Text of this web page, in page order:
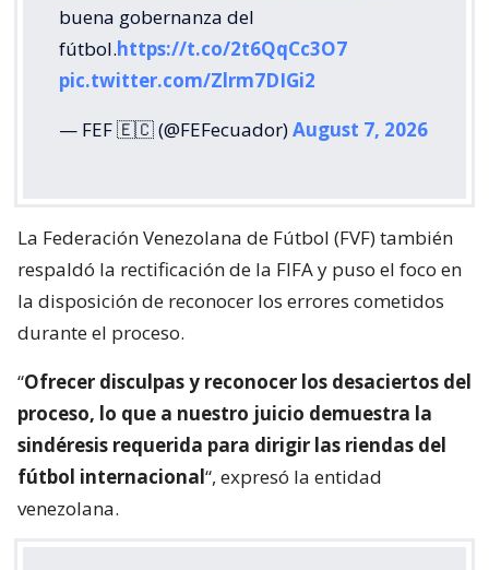
buena gobernanza del
fútbol.https://t.co/2t6QqCc3O7
pic.twitter.com/Zlrm7DIGi2
— FEF 🇪🇨 (@FEFecuador)August 7, 2026
La Federación Venezolana de Fútbol (FVF) también
respaldó la rectificación de la FIFA y puso el foco en
la disposición de reconocer los errores cometidos
durante el proceso.
“Ofrecer disculpas y reconocer los desaciertos del
proceso, lo que a nuestro juicio demuestra la
sindéresis requerida para dirigir las riendas del
fútbol internacional“, expresó la entidad
venezolana.